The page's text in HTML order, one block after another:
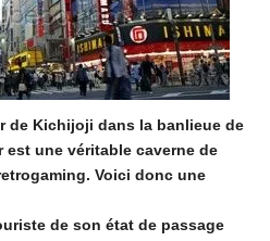
de Kichijoji dans la banlieue de
une véritable caverne de
Voici donc une
de son état de passage